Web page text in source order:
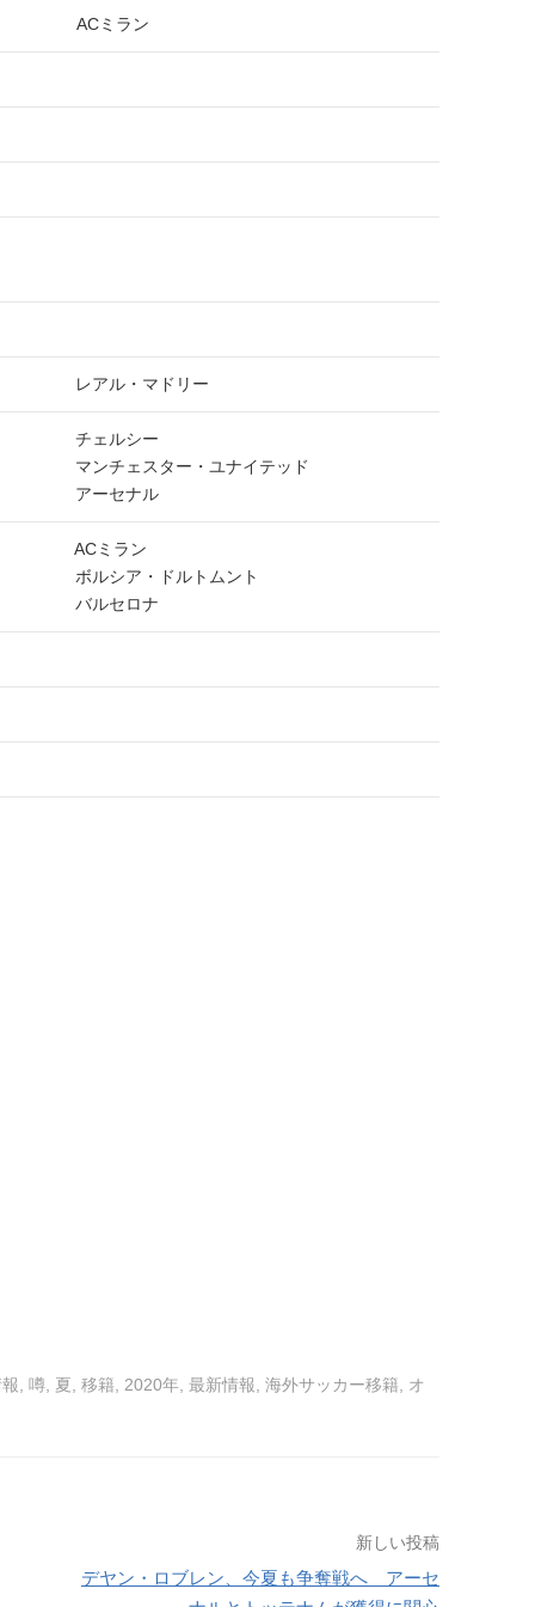
ACミラン
レアル・マドリー
チェルシー
マンチェスター・ユナイテッド
アーセナル
ACミラン
ボルシア・ドルトムント
バルセロナ
噂 夏 移籍 2020年 最新情報 海外サッカー移籍
オ
新しい投稿
デヤン・ロブレン、今夏も争奪戦へ アーセ